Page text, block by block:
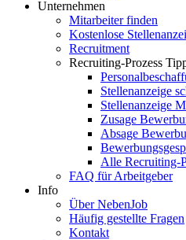
Unternehmen
Mitarbeiter finden
Kostenlose
Recruitment
Recruiting-Prozess
Stellenanzeige
Stellenanzeige
Zusage
Absage
Alle Recruiting-
FAQ für Arbeitgeber
Info
Über NebenJob
Häufig gestellte Fragen
Kontakt